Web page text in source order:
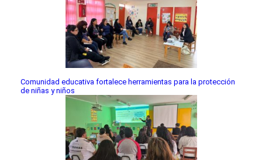
Comunidad educativa fortalece herramientas para la protección
de niñas y niños